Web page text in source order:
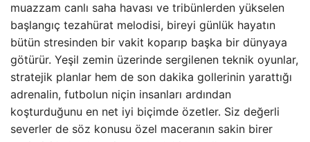
muazzam canlı saha havası ve tribünlerden yükselen
başlangıç tezahürat melodisi, bireyi günlük hayatın
bütün stresinden bir vakit koparıp başka bir dünyaya
götürür. Yeşil zemin üzerinde sergilenen teknik oyunlar,
stratejik planlar hem de son dakika gollerinin yarattığı
adrenalin, futbolun niçin insanları ardından
koşturduğunu en net iyi biçimde özetler. Siz değerli
severler de söz konusu özel maceranın sakin birer